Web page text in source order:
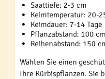
Saattiefe: 2-3 cm
Keimtemperatur: 20-
Keimdauer: 7-14 Tage
Pflanzabstand: 100 cm
Reihenabstand: 150
Wählen Sie einen
Ihre Kürbispflanzen. Sie